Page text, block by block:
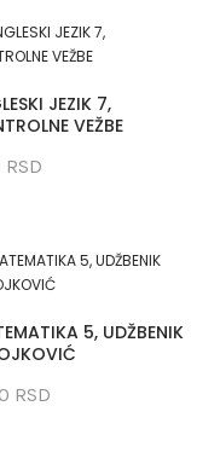
JEZIK 7,
VEŽBE
5, UDŽBENIK
RSD